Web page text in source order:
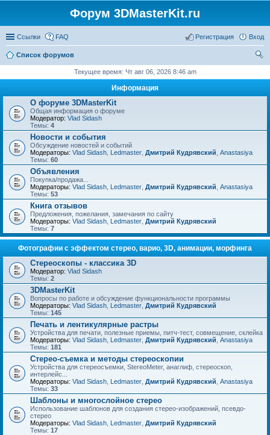
Форум 3DMasterKit.ru
Ссылки FAQ Вход
Регистрация
Список форумов
Текущее время: Чт авг 06, 2026 8:46 am
Информация
О форуме 3DMasterKit
Общая информация о форуме
Модератор: Vlad Sidash
Темы: 4
Новости и события
Обсуждение новостей и событий
Модераторы: Vlad Sidash Ledmaster Дмитрий Кудрявский Anastasiya
Темы: 60
Объявления
Покупка/продажа...
Модераторы: Vlad Sidash Ledmaster Дмитрий Кудрявский Anastasiya
Темы: 53
Книга отзывов
Предложения, пожелания, замечания по сайту
Модераторы: Vlad Sidash Ledmaster Дмитрий Кудрявский
Темы: 7
Фотографии с эффектом стерео, варио, 3D, анимации, морфинга
Стереоскопы - классика 3D
Модератор: Vlad Sidash
Темы: 2
3DMasterKit
Вопросы по работе и обсуждение функциональности программы
Модераторы: Vlad Sidash Ledmaster Дмитрий Кудрявский
Темы: 145
Печать и лентикулярные растры
Устройства для печати, полезные приемы, питч-тест, совмещение, склейка
Модераторы: Vlad Sidash Ledmaster Дмитрий Кудрявский Anastasiya
Темы: 181
Стерео-съемка и методы стереоскопии
Устройства для стереосъемки, StereoMeter, анаглиф, стереоскоп,
интерлейс...
Модераторы: Vlad Sidash Ledmaster Дмитрий Кудрявский Anastasiya
Темы: 33
Шаблоны и многослойное стерео
Использование шаблонов для создания стерео-изображений, псевдо-
стерео
Модераторы: Vlad Sidash Ledmaster Дмитрий Кудрявский
Темы: 17